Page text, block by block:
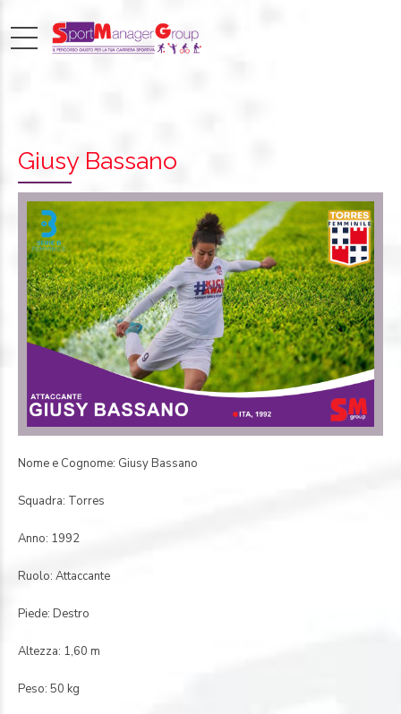
Giusy Bassano
Nome e Cognome: Giusy Bassano
Squadra: Torres
Anno: 1992
Ruolo: Attaccante
Piede: Destro
Altezza: 1,60 m
Peso: 50 kg